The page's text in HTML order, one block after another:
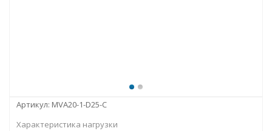
Артикул: MVA20-1-D25-C
Характеристика нагрузки